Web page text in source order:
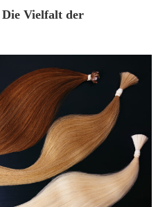
Vielfalt der